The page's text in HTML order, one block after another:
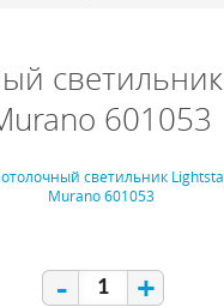
светильник
601053
- +